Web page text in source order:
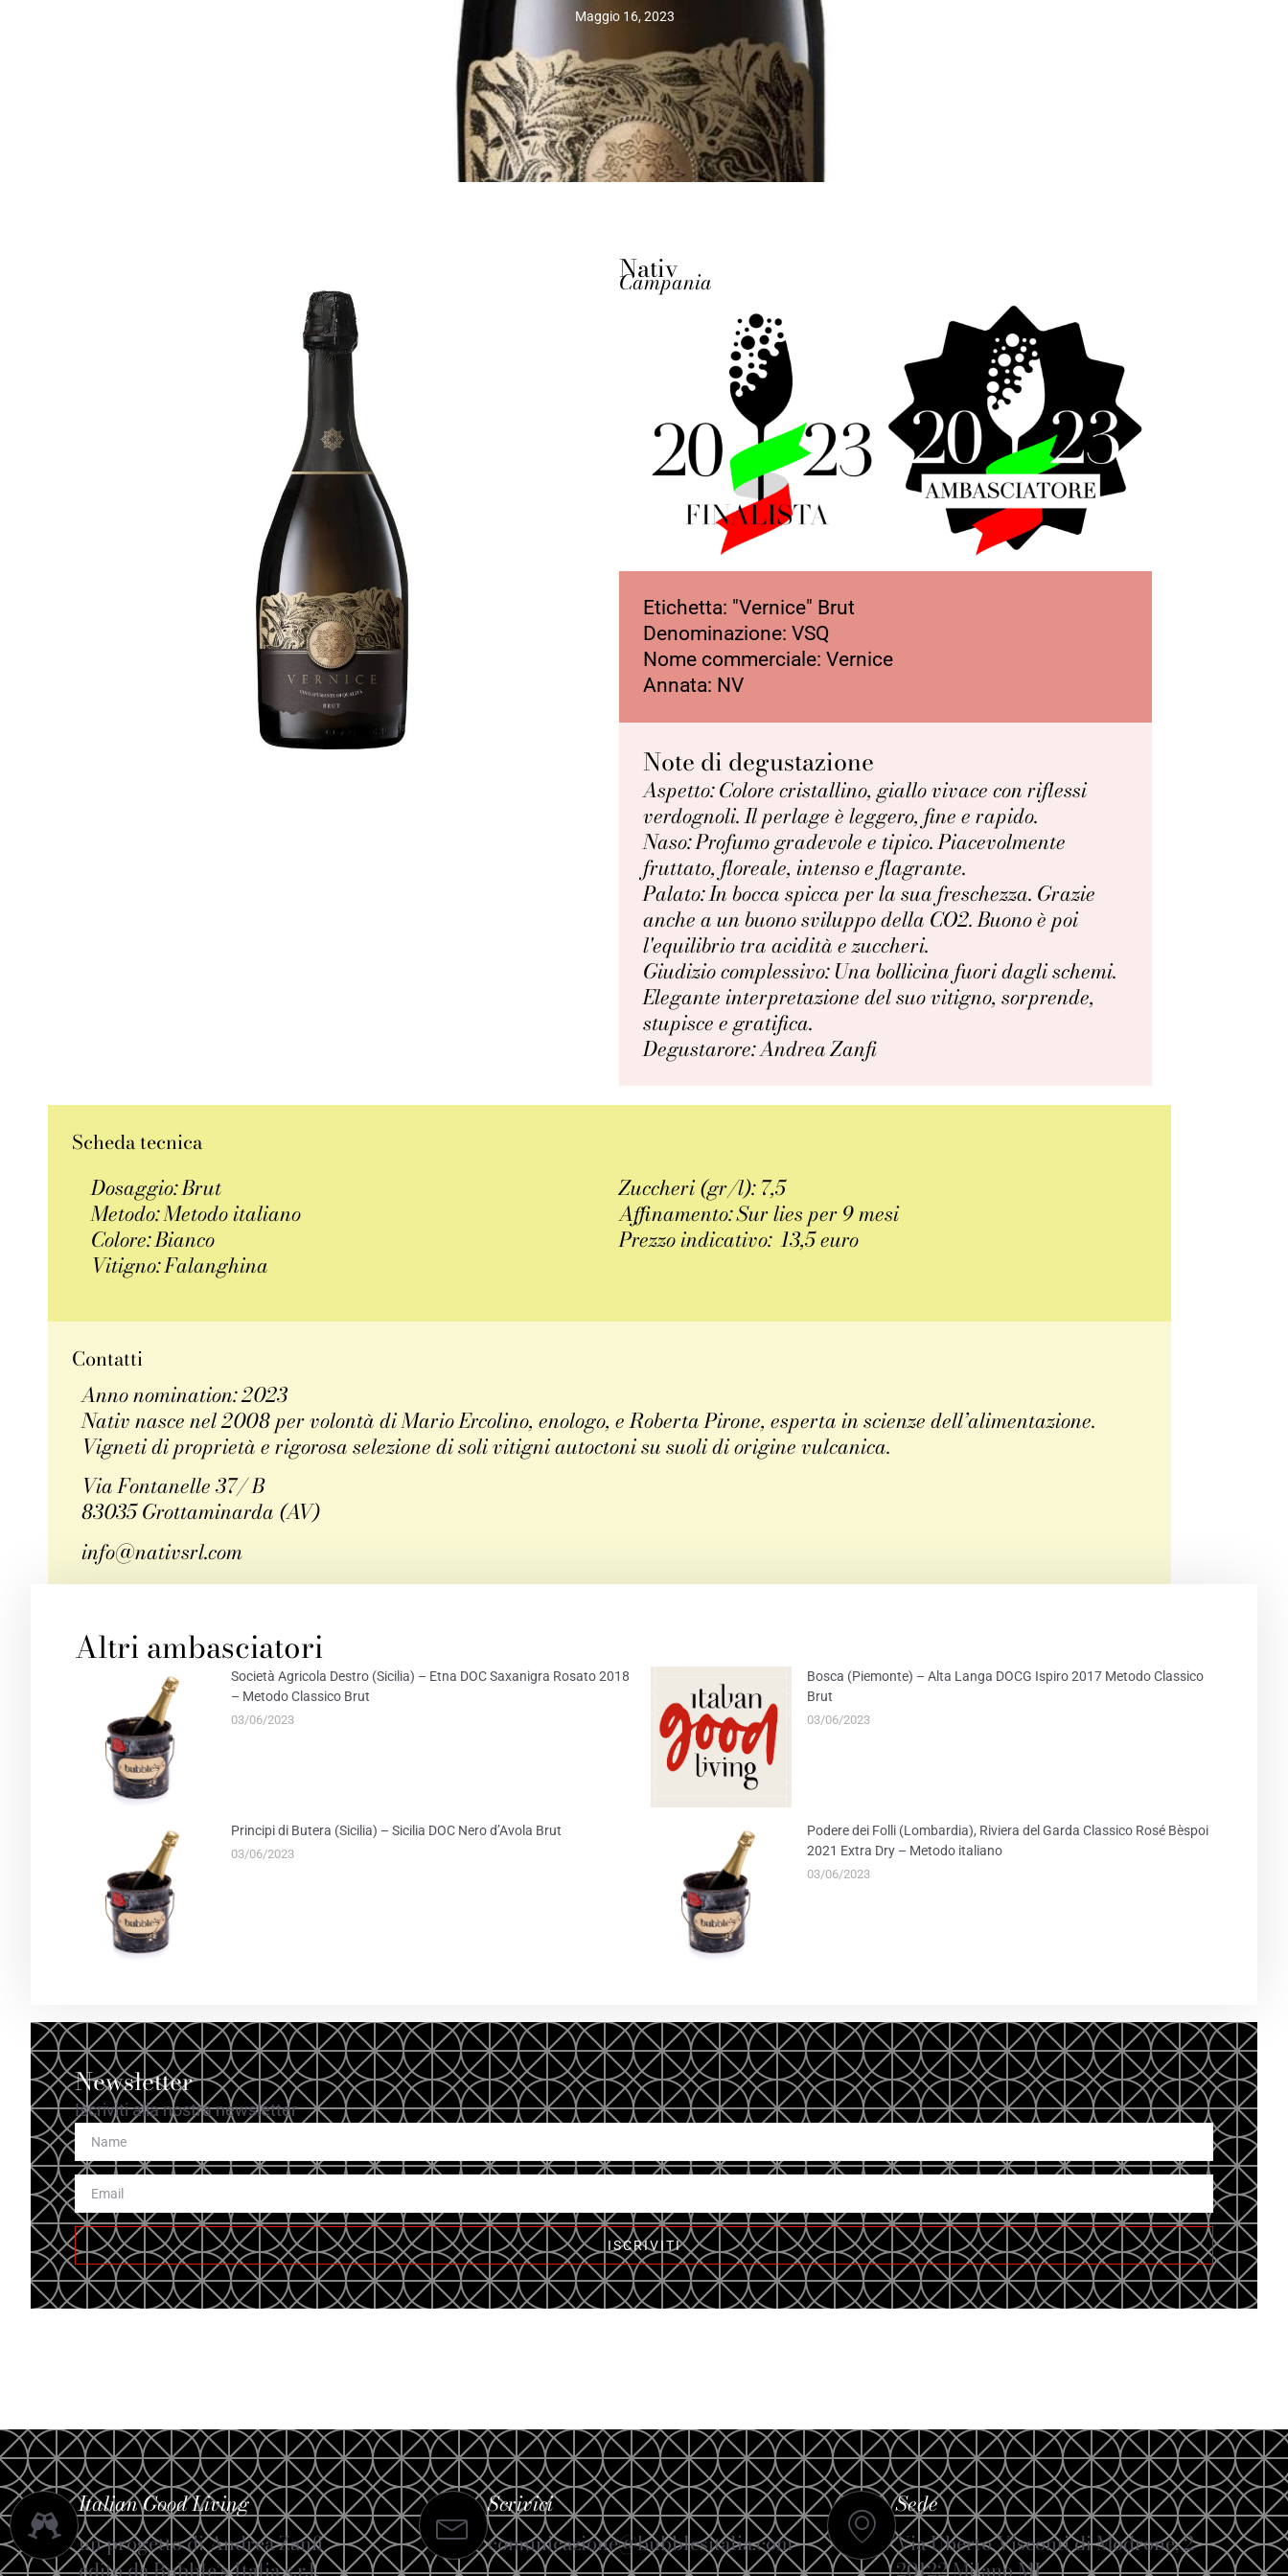
Maggio 16, 2023
Nativ
Campania
Etichetta: "Vernice" Brut
Denominazione: VSQ
Nome commerciale: Vernice
Annata: NV
Note di degustazione
Aspetto: Colore cristallino, giallo vivace con riflessi
verdognoli. Il perlage è leggero, fine e rapido.
Naso: Profumo gradevole e tipico. Piacevolmente
fruttato, floreale, intenso e flagrante.
Palato: In bocca spicca per la sua freschezza. Grazie
anche a un buono sviluppo della CO2. Buono è poi
l'equilibrio tra acidità e zuccheri.
Giudizio complessivo: Una bollicina fuori dagli schemi.
Elegante interpretazione del suo vitigno, sorprende,
stupisce e gratifica.
Degustarore: Andrea Zanfi
Scheda tecnica
Dosaggio: Brut
Metodo: Metodo italiano
Colore: Bianco
Vitigno: Falanghina
Zuccheri (gr/l): 7,5
Affinamento: Sur lies per 9 mesi
Prezzo indicativo: 13,5 euro
Contatti
Anno nomination: 2023
Nativ nasce nel 2008 per volontà di Mario Ercolino, enologo, e Roberta Pirone, esperta in scienze dell’alimentazione.
Vigneti di proprietà e rigorosa selezione di soli vitigni autoctoni su suoli di origine vulcanica.
Via Fontanelle 37/ B
83035 Grottaminarda (AV)
info@nativsrl.com
Altri ambasciatori
Società Agricola Destro (Sicilia) – Etna DOC Saxanigra Rosato 2018
– Metodo Classico Brut
03/06/2023
Bosca (Piemonte) – Alta Langa DOCG Ispiro 2017 Metodo Classico
Brut
03/06/2023
Principi di Butera (Sicilia) – Sicilia DOC Nero d’Avola Brut
03/06/2023
Podere dei Folli (Lombardia), Riviera del Garda Classico Rosé Bèspoi
2021 Extra Dry – Metodo italiano
03/06/2023
Newsletter
Iscriviti alla nostra newsletter
ISCRIVITI
Italian Good Living
un progetto di Andrea Zanfi
edito da Bubble’s Italia s.r.l.
Scrivici
comunicazione@bubblesitalia.com
Sede
Via Uberto Visconti di Modrone, 2
20122 Milano MI